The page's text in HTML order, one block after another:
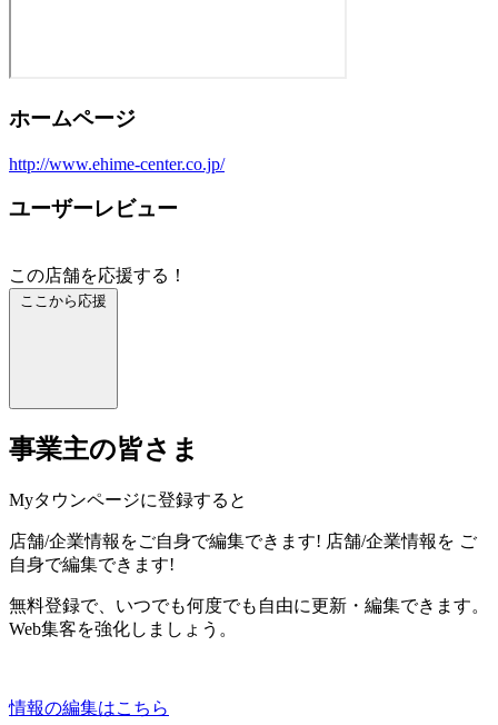
ホームページ
http://www.ehime-center.co.jp/
ユーザーレビュー
この店舗を応援する！
ここから応援
事業主の皆さま
Myタウンページに登録すると
店舗/企業情報をご自身で編集できます! 店舗/企業情報を ご
自身で編集できます!
無料登録で、いつでも何度でも自由に更新・編集できます。
Web集客を強化しましょう。
情報の編集はこちら